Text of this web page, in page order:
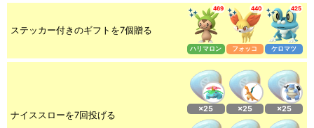
ステッカー付きのギフトを7個贈る
469
ハリマロン
440
フォッコ
425
ケロマツ
ナイススローを7回投げる
×25 ×25 ×25